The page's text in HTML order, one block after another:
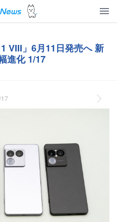
VIII」6月11日発売へ 新
進化 1/17